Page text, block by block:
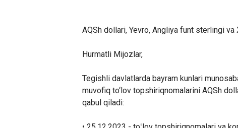
AQSh dollari, Yevro, Angliya funt sterlingi
Hurmatli Mijozlar,
Tegishli davlatlarda bayram kunlari
muvofiq to‘lov topshiriqnomalarini AQSh
qabul qiladi: